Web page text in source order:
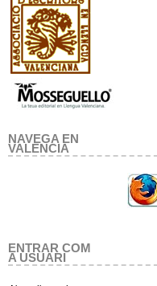
NAVEGA EN
VALENCIA
ENTRAR COM
A USUARI